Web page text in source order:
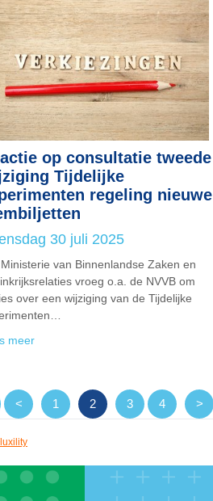
op consultatie tweede
Tijdelijke
regeling nieuwe
30 juli 2025
van Binnenlandse Zaken en
vroeg o.a. de NVVB om
over een wijziging van de Tijdelijke
meer
< 1 2 3 4 >